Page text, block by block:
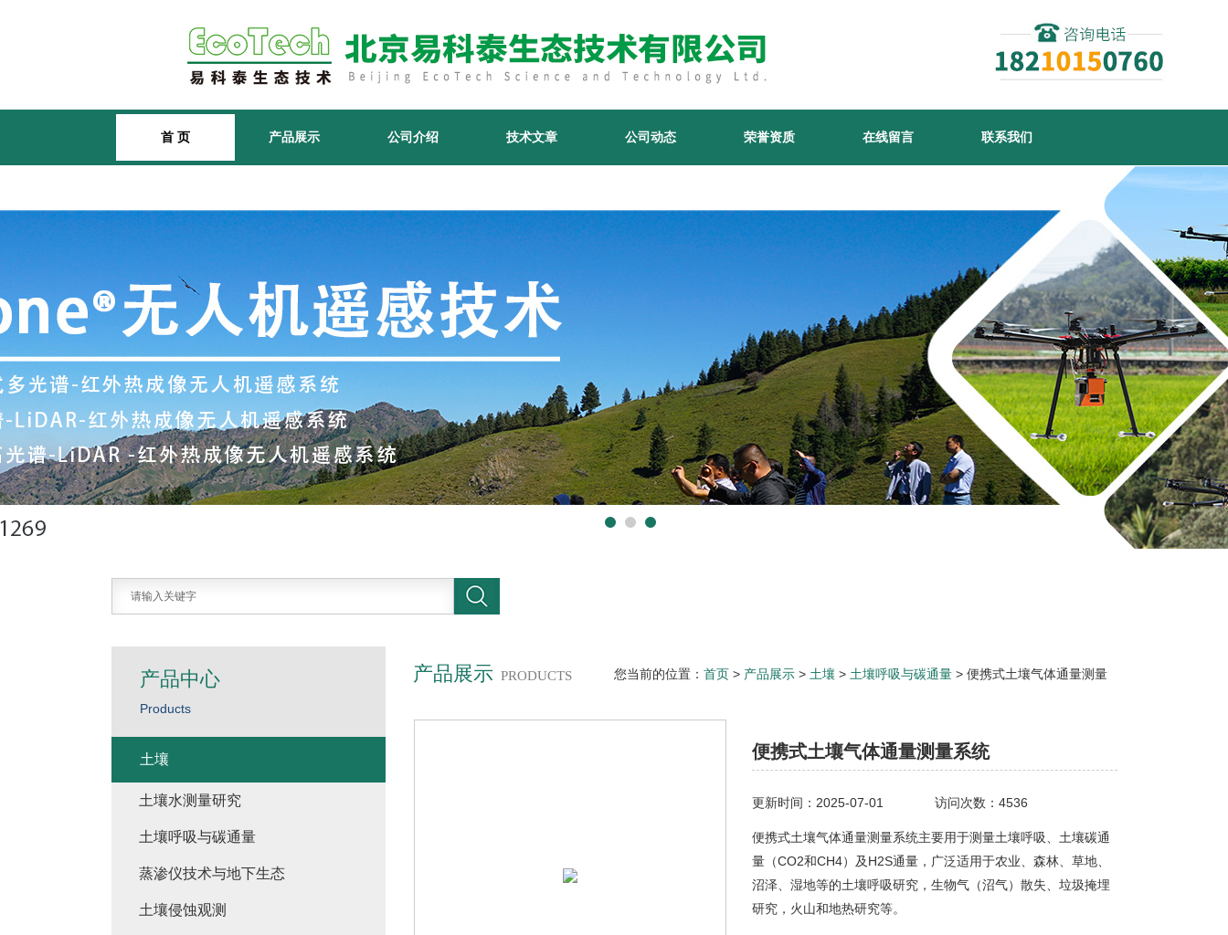
首 页 产品展示 公司介绍 技术文章 公司动态 荣誉资质 在线留言 联系我们
产品展示 PRODUCTS 您当前的位置： 首页 > 产品展示 > 土壤 > 土壤呼吸与碳通量 > 便携式土壤气体通量测量
便携式土壤气体通量测量系统
更新时间：2025-07-01 访问次数：4536
便携式土壤气体通量测量系统主要用于测量土壤呼吸、土壤碳通
量（CO2和CH4）及H2S通量，广泛适用于农业、森林、草地、
沼泽、湿地等的土壤呼吸研究，生物气（沼气）散失、垃圾掩埋
研究，火山和地热研究等。
产品中心
Products
土壤
土壤水测量研究
土壤呼吸与碳通量
蒸渗仪技术与地下生态
土壤侵蚀观测